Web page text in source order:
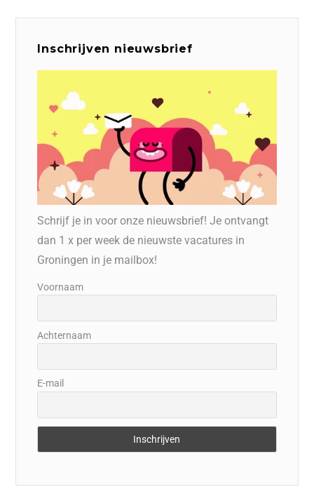
Inschrijven nieuwsbrief
Schrijf je in voor onze nieuwsbrief! Je ontvangt
dan 1 x per week de nieuwste vacatures in
Groningen in je mailbox!
Voornaam
Achternaam
E-mail